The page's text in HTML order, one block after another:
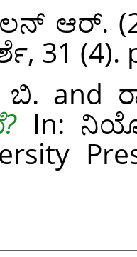
ಆರ್.
31 (4).
ಬಿ. and
In: